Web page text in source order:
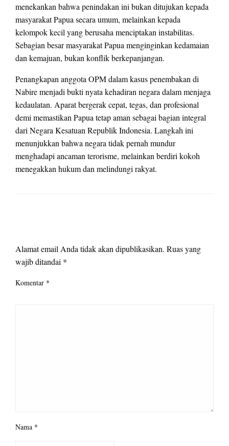
menekankan bahwa penindakan ini bukan ditujukan kepada
masyarakat Papua secara umum, melainkan kepada
kelompok kecil yang berusaha menciptakan instabilitas.
Sebagian besar masyarakat Papua menginginkan kedamaian
dan kemajuan, bukan konflik berkepanjangan.
Penangkapan anggota OPM dalam kasus penembakan di
Nabire menjadi bukti nyata kehadiran negara dalam menjaga
kedaulatan. Aparat bergerak cepat, tegas, dan profesional
demi memastikan Papua tetap aman sebagai bagian integral
dari Negara Kesatuan Republik Indonesia. Langkah ini
menunjukkan bahwa negara tidak pernah mundur
menghadapi ancaman terorisme, melainkan berdiri kokoh
menegakkan hukum dan melindungi rakyat.
Alamat email Anda tidak akan dipublikasikan. Ruas yang
wajib ditandai *
Komentar *
Nama *